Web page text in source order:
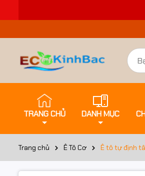
TRANG CHỦ DANH MỤC
Trang chủ Ê Tô Cơ Ê tô tự định